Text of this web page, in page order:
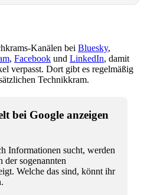
Kanälen bei Bluesky,
, Facebook und LinkedIn, damit
verpasst. Dort gibt es regelmäßig
Technikkram.
bei Google anzeigen
Informationen sucht, werden
der sogenannten
Welche das sind, könnt ihr